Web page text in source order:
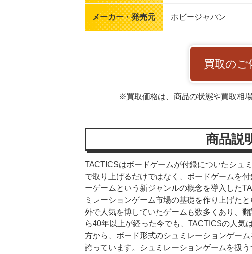
メーカー・発売元 ホビージャパン
買取のご
※買取価格は、商品の状態や買取相
商品説
TACTICSはボードゲームが付録についたシュ
で取り上げるだけではなく、ボードゲームを
ーゲームという新ジャンルの概念を導入した
ミレーションゲーム市場の基礎を作り上げた
外で人気を博していたゲームも数多くあり、
ら40年以上が経った今でも、TACTICSの人気
方から、ボード形式のシュミレーションゲー
誇っています。シュミレーションゲームを扱